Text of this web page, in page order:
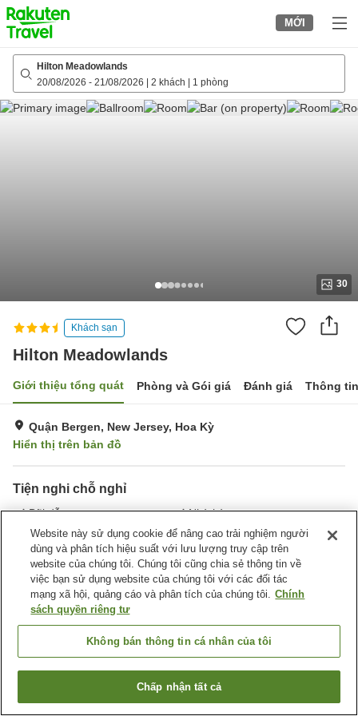
to
top
page
MỚI
Hilton Meadowlands
20/08/2026 - 21/08/2026 2 khách 1 phòng
30
Khách sạn
Hilton Meadowlands
Giới thiệu tổng quát Phòng và Gói giá Đánh giá Thông
Quận Bergen, New Jersey, Hoa Kỳ
Hiển thị trên bản đồ
Tiện nghi chỗ nghỉ
Bãi đỗ xe
Nhà hàng
Bar
Hoàn toàn không hút thuốc
Trang chủ Hoa Kỳ New Jersey
Quận Bergen
Hilton Meadowlands
Tìm phòng trống
Website này sử dụng cookie để nâng cao trải nghiệm người
dùng và phân tích hiệu suất với lưu lượng truy cập trên
website của chúng tôi. Chúng tôi cũng chia sẻ thông tin về
việc bạn sử dụng website của chúng tôi với các đối tác
mạng xã hội, quảng cáo và phân tích của chúng tôi. Chính
sách quyền riêng tư
Không bán thông tin cá nhân của tôi
Chấp nhận tất cả